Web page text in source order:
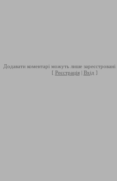
Додавати коментарі можуть лише зареєстровані
[ Реєстрація| Вхід ]